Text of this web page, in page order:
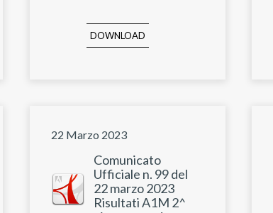
DOWNLOAD
22 Marzo 2023
Comunicato
Ufficiale n. 99 del
22 marzo 2023
Risultati A1M 2^